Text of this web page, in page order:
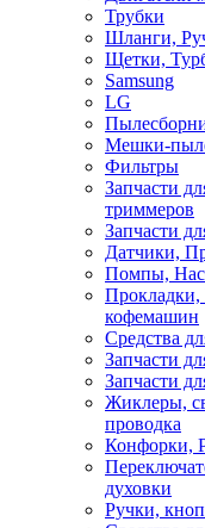
Трубки
Шланги,
Щетки,
Samsung
LG
Мешки-
Фильтры
Запчасти
триммеров
Запчасти
Датчики,
Помпы,
кофемашин
Средства
Запчасти
Запчасти
Жиклеры,
проводка
Конфорки,
духовки
Ручки,